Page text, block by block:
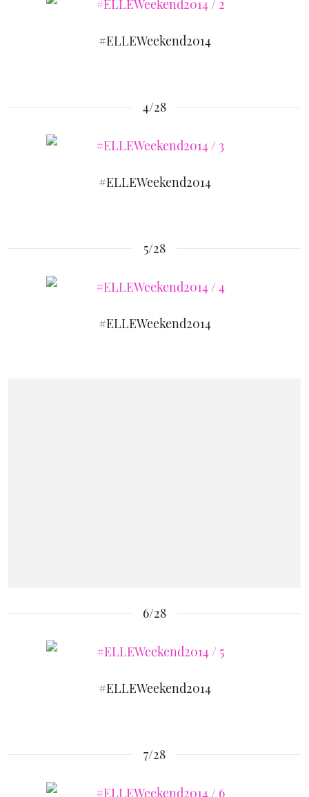
#ELLEWeekend2014
4/28
#ELLEWeekend2014
5/28
#ELLEWeekend2014
6/28
#ELLEWeekend2014
7/28